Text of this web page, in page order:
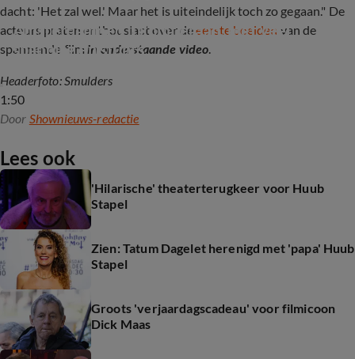
dacht: 'Het zal wel.' Maar het is uiteindelijk toch zo gegaan." De
acteurs praten enthousiast over deeerste beelden van de
spannende film in onderstaande video.
1:50
Amsterdamned II komt eraan, met veel
spanning en stunts
Headerfoto: Smulders
Door Shownieuws-redactie
Lees ook
'Hilarische' theaterterugkeer voor Huub
Stapel
Zien: Tatum Dagelet herenigd met 'papa' Huub
Stapel
Groots 'verjaardagscadeau' voor filmicoon
Dick Maas